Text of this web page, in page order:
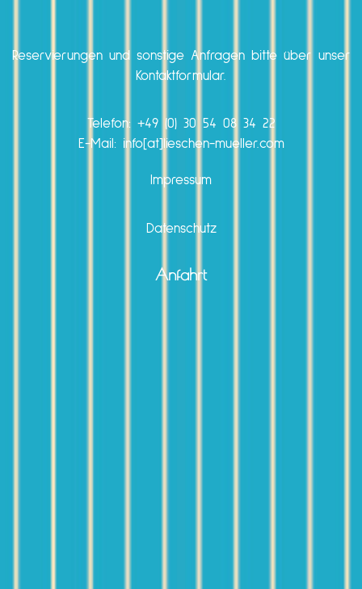
Reservierungen und sonstige Anfragen bitte über unser
Kontaktformular.
Telefon: +49 (0) 30 54 08 34 22
E-Mail: info[at]lieschen-mueller.com
Impressum
Datenschutz
Anfahrt